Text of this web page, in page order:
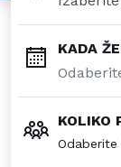
KADA
KOLIKO